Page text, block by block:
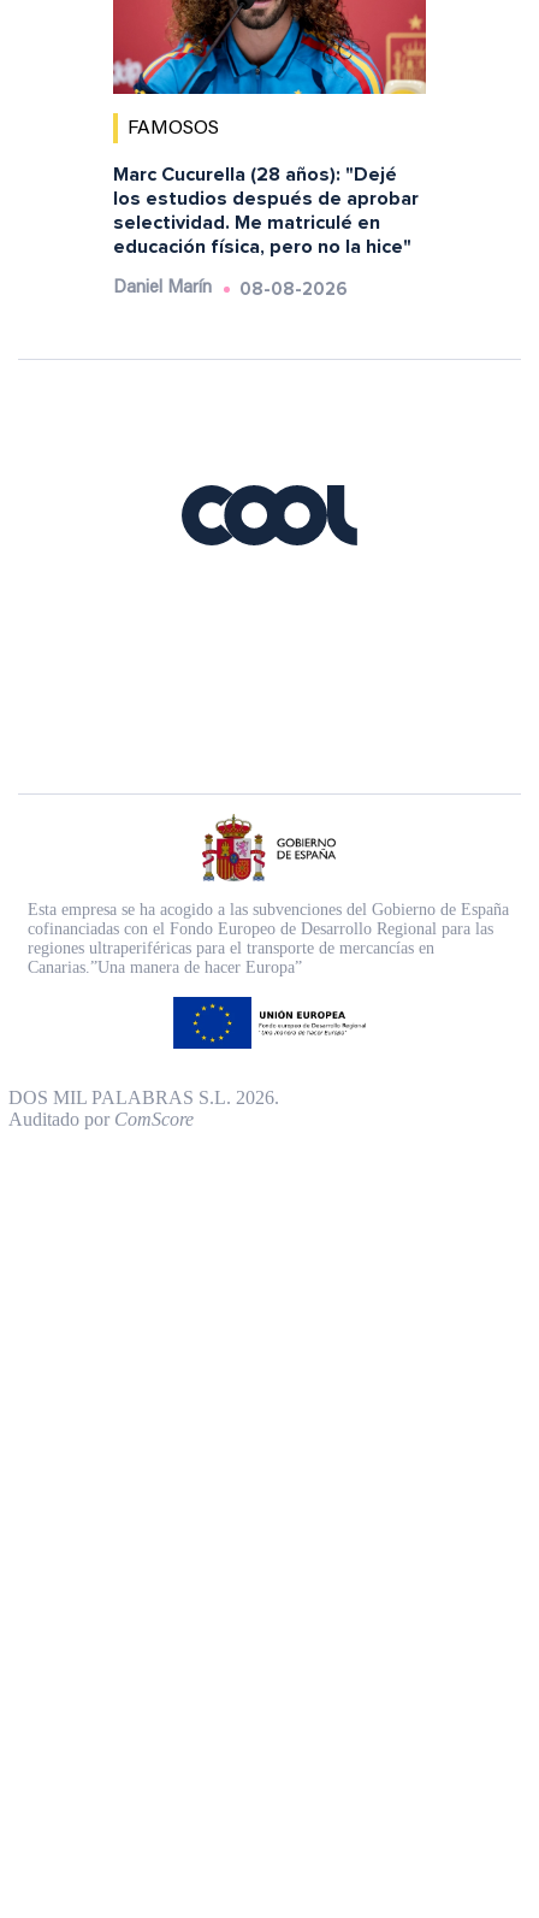
FAMOSOS
Marc Cucurella (28 años): "Dejé
los estudios después de aprobar
selectividad. Me matriculé en
educación física, pero no la hice"
Daniel Marín 08-08-2026
Esta empresa se ha acogido a las subvenciones del Gobierno de España
cofinanciadas con el Fondo Europeo de Desarrollo Regional para las
regiones ultraperiféricas para el transporte de mercancías en
Canarias.”Una manera de hacer Europa”
DOS MIL PALABRAS S.L. 2026.
Auditado por ComScore